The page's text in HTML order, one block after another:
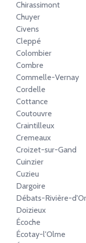
Chirassimont
Chuyer
Civens
Cleppé
Colombier
Combre
Commelle-Vernay
Cordelle
Cottance
Coutouvre
Craintilleux
Cremeaux
Croizet-sur-Gand
Cuinzier
Cuzieu
Dargoire
Débats-Rivière-
Doizieux
Écoche
Écotay-l'Olme